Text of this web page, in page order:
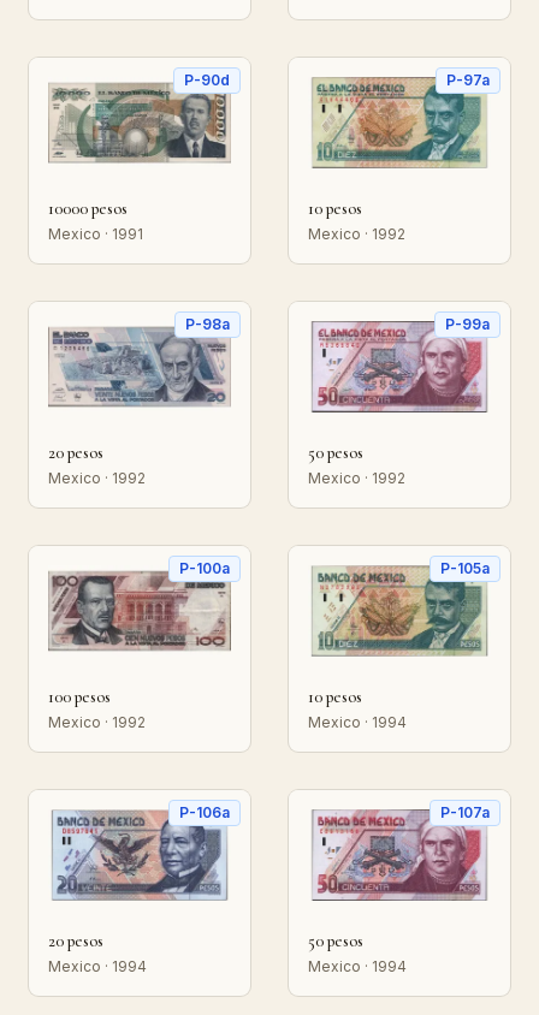
P-90d
10000 pesos
Mexico · 1991
P-97a
10 pesos
Mexico · 1992
P-98a
20 pesos
Mexico · 1992
P-99a
50 pesos
Mexico · 1992
P-100a
100 pesos
Mexico · 1992
P-105a
10 pesos
Mexico · 1994
P-106a
20 pesos
Mexico · 1994
P-107a
50 pesos
Mexico · 1994